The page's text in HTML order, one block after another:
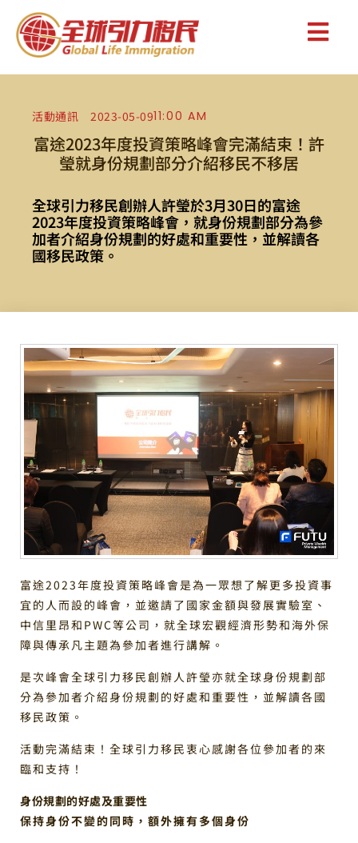
活動通訊 2023-05-0911:00 AM
富途2023年度投資策略峰會完滿結束！許
瑩就身份規劃部分介紹移民不移居
全球引力移民創辦人許瑩於3月30日的富途
2023年度投資策略峰會，就身份規劃部分為參
加者介紹身份規劃的好處和重要性，並解讀各
國移民政策。
富途2023年度投資策略峰會是為一眾想了解更多投資事
宜的人而設的峰會，並邀請了國家金額與發展實驗室、
中信里昂和PWC等公司，就全球宏觀經濟形勢和海外保
障與傳承凡主題為參加者進行講解。
是次峰會全球引力移民創辦人許瑩亦就全球身份規劃部
分為參加者介紹身份規劃的好處和重要性，並解讀各國
移民政策。
活動完滿結束！全球引力移民衷心感謝各位參加者的來
臨和支持！
身份規劃的好處及重要性
保持身份不變的同時，額外擁有多個身份